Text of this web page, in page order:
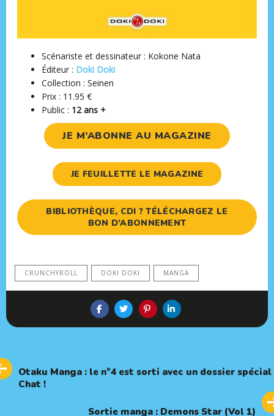
Scénariste et dessinateur : Kokone Nata
Éditeur : Doki Doki
Collection : Seinen
Prix : 11.95 €
Public : 12 ans +
JE M’ABONNE AU MAGAZINE
JE FEUILLETTE LE MAGAZINE
BIBLIOTHÈQUE, CDI ? TÉLÉCHARGEZ LE
BON D’ABONNEMENT
CRUNCHYROLL DOKI DOKI MANGA
Article
Otaku Manga : le n°4 est sorti avec un dossier spécial
Chat !
Article
Sortie manga : Demons Star (Vol 1)